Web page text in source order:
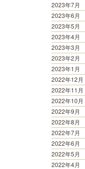
2023年7月
2023年6月
2023年5月
2023年4月
2023年3月
2023年2月
2023年1月
2022年12月
2022年11月
2022年10月
2022年9月
2022年8月
2022年7月
2022年6月
2022年5月
2022年4月